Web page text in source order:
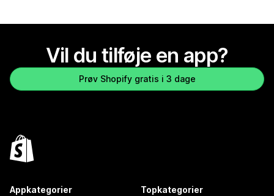
Vil du tilføje en app?
Prøv Shopify gratis i 3 dage
Appkategorier Topkategorier